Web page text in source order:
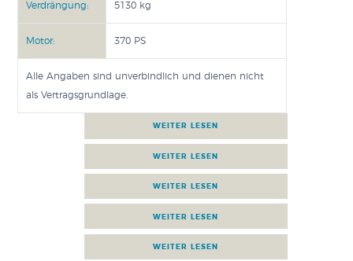
Verdrängung: 5130 kg
Motor: 370 PS
Alle Angaben sind unverbindlich und dienen nicht
als Vertragsgrundlage.
AUSSTATTUNGSMERKMALE
PROSPEKT FÜR DIESES BOOT
ANGEBOT ANFORDERN
FINANZIERUNG RECHNEN
BENETEAU AUF YOU TUBE